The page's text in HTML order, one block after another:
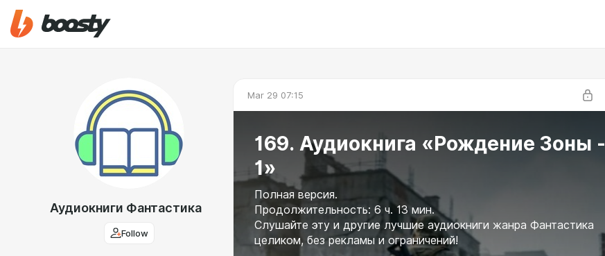
Аудиокниги Фантастика
Follow
Mar 29 07:15
169. Аудиокнига «Рождение Зоны -
1»
Полная версия.
Продолжительность: 6 ч. 13 мин.
Слушайте эту и другие лучшие аудиокниги жанра Фантастика
целиком, без рекламы и ограничений!